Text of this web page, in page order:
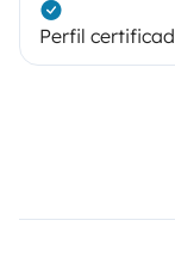
Perfil